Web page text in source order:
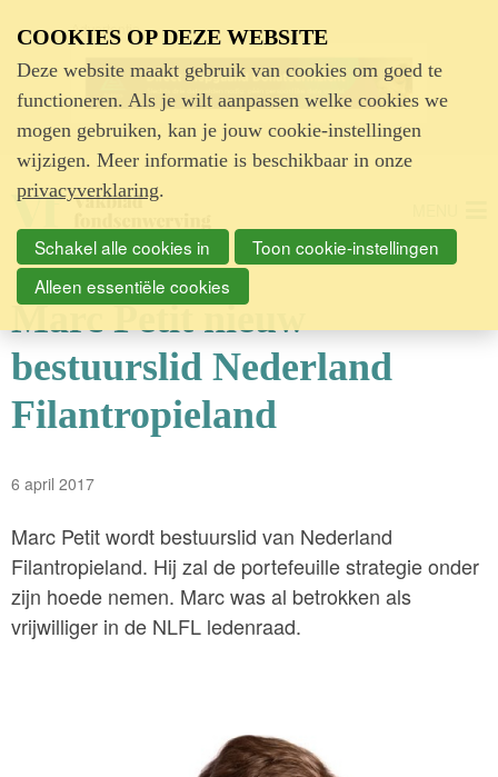
Advertentie
Marc Petit nieuw
bestuurslid Nederland
Filantropieland
6 april 2017
Marc Petit wordt bestuurslid van Nederland
Filantropieland. Hij zal de portefeuille strategie onder
zijn hoede nemen. Marc was al betrokken als
vrijwilliger in de NLFL ledenraad.
COOKIES OP DEZE WEBSITE
Deze website maakt gebruik van cookies om goed te
functioneren. Als je wilt aanpassen welke cookies we
mogen gebruiken, kan je jouw cookie-instellingen
wijzigen. Meer informatie is beschikbaar in onze
privacyverklaring.
Schakel alle cookies in
Toon cookie-instellingen
Alleen essentiële cookies